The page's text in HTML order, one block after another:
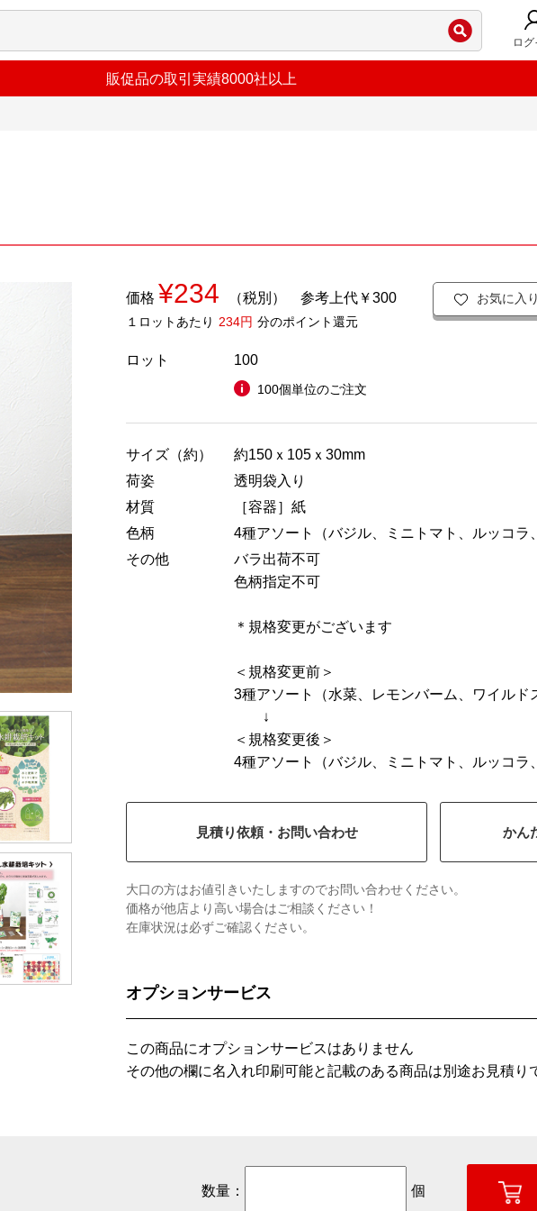
ログ
販促品の取引実績8000社以上
価格 ¥234 （税別） 参考上代￥300
１ロットあたり 234円 分のポイント還元
お気に入
ロット 100
100個単位のご注文
サイズ（約）
約150ｘ105ｘ30mm
荷姿
透明袋入り
材質
［容器］紙
色柄
4種アソート（バジル、ミニトマト、ルッコラ
その他
バラ出荷不可
色柄指定不可
＊規格変更がございます
＜規格変更前＞
3種アソート（水菜、レモンバーム、ワイルド
↓
＜規格変更後＞
4種アソート（バジル、ミニトマト、ルッコラ
見積り依頼・お問い合わせ かん
大口の方はお値引きいたしますのでお問い合わせください。
価格が他店より高い場合はご相談ください！
在庫状況は必ずご確認ください。
オプションサービス
この商品にオプションサービスはありません
その他の欄に名入れ印刷可能と記載のある商品は別途お見積り
数量： 個